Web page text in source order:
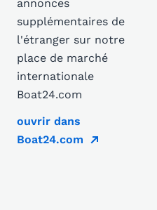
annonces
supplémentaires de
l'étranger sur notre
place de marché
internationale
Boat24.com
ouvrir dans
Boat24.com